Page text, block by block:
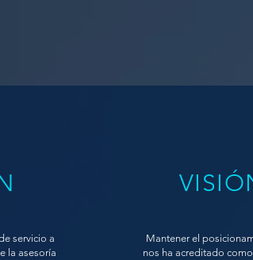
servicio a
la asesoría
Mantener el
nos ha acreditado